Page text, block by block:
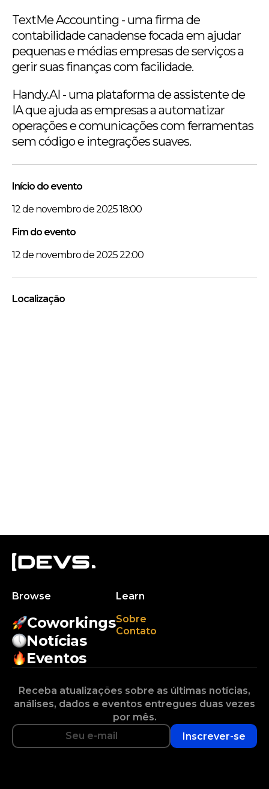
TextMe Accounting - uma firma de
contabilidade canadense focada em ajudar
pequenas e médias empresas de serviços a
gerir suas finanças com facilidade.
Handy.AI - uma plataforma de assistente de
IA que ajuda as empresas a automatizar
operações e comunicações com ferramentas
sem código e integrações suaves.
Início do evento
12 de novembro de 2025 18:00
Fim do evento
12 de novembro de 2025 22:00
Localização
Browse
Coworkings
Notícias
Eventos
Learn
Sobre
Contato
Receba atualizações sobre as últimas notícias,
análises, dados e eventos entregues duas vezes
por mês.
Inscrever-se